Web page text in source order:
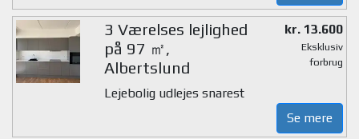
3 Værelses lejlighed
på 97 ㎡,
Albertslund
kr. 13.600
Eksklusiv
forbrug
Lejebolig udlejes snarest
Se mere